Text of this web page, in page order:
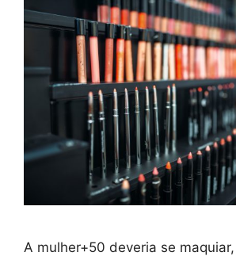
A mulher+50 deveria se